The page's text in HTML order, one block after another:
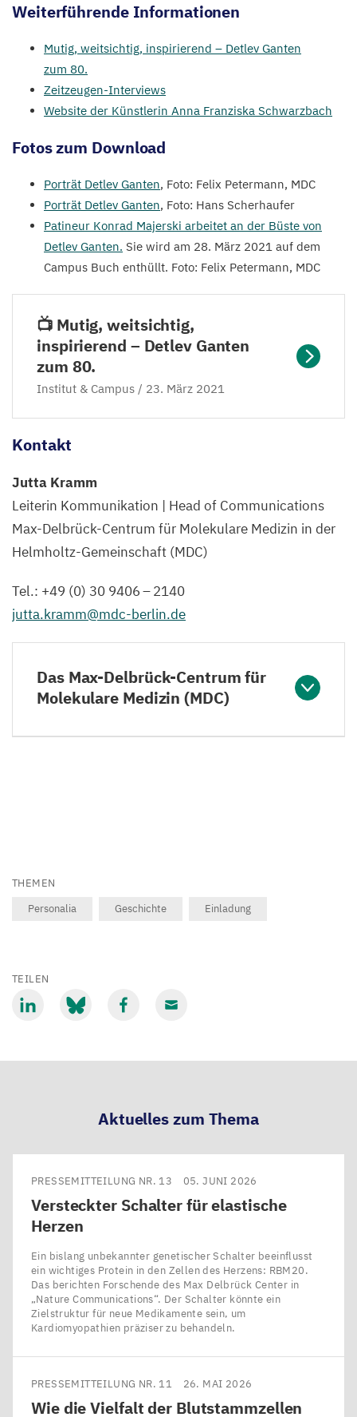
den
2021,
Buch
enthüllt.
Weiterführende Informationen
Mutig, weitsichtig, inspirierend – Detlev Ganten
zum 80.
Zeitzeugen-Interviews
Website der Künstlerin Anna Franziska Schwarzbach
Fotos zum Download
Porträt Detlev Ganten, Foto: Felix Petermann, MDC
Porträt Detlev Ganten, Foto: Hans Scherhaufer
Patineur Konrad Majerski arbeitet an der Büste von
Detlev Ganten. Sie wird am 28. März 2021 auf dem
Campus Buch enthüllt. Foto: Felix Petermann, MDC
📺 Mutig, weitsichtig,
inspirierend – Detlev Ganten
zum 80.
Institut & Campus / 23. März 2021
Kontakt
Jutta Kramm
Leiterin Kommunikation | Head of Communications
Max-Delbrück-Centrum für Molekulare Medizin in der
Helmholtz-Gemeinschaft (MDC)
Tel.: +49 (0) 30 9406–2140
jutta.​kramm@​mdc-​berlin.​de
Das Max-Delbrück-Centrum für
Molekulare Medizin (MDC)
THEMEN
Personalia
Geschichte Einladung
TEILEN
Aktuelles zum Thema
PRESSEMITTEILUNG NR. 13 05. JUNI 2026
Versteckter Schalter für elastische
Herzen
Ein bislang unbekannter genetischer Schalter beeinflusst
ein wichtiges Protein in den Zellen des Herzens: RBM20.
Das berichten Forschende des Max Delbrück Center in ​
„Nature Communications“. Der Schalter könnte ein
Zielstruktur für neue Medikamente sein, um
Kardiomyopathien präziser zu behandeln.
PRESSEMITTEILUNG NR. 11 26. MAI 2026
Wie die Vielfalt der Blutstammzellen